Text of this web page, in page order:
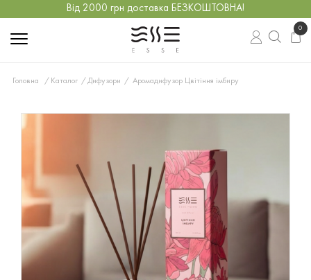
Від 2000 грн доставка БЕЗКОШТОВНА!
0
Головна Каталог Дифузори Аромадифузор Цвітіння імбиру